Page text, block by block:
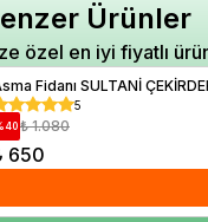
Kalanchoe blossfeldiana
5
Ürünler
özel en iyi fiyatlı
Fidanı SULTANİ
5
40 ₺ 1.080
650